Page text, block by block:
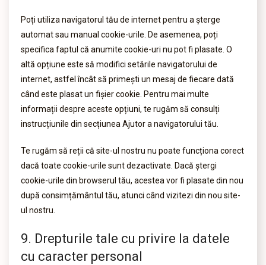
Poți utiliza navigatorul tău de internet pentru a șterge
automat sau manual cookie-urile. De asemenea, poți
specifica faptul că anumite cookie-uri nu pot fi plasate. O
altă opțiune este să modifici setările navigatorului de
internet, astfel încât să primești un mesaj de fiecare dată
când este plasat un fișier cookie. Pentru mai multe
informații despre aceste opțiuni, te rugăm să consulți
instrucțiunile din secțiunea Ajutor a navigatorului tău.
Te rugăm să reții că site-ul nostru nu poate funcționa corect
dacă toate cookie-urile sunt dezactivate. Dacă ștergi
cookie-urile din browserul tău, acestea vor fi plasate din nou
după consimțământul tău, atunci când vizitezi din nou site-
ul nostru.
9. Drepturile tale cu privire la datele
cu caracter personal